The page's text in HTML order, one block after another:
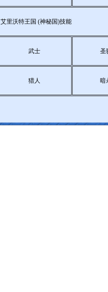
艾里沃特王国 (神秘国)技能
武士 圣
猎人 暗